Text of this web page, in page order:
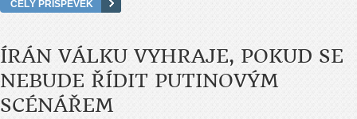
CELÝ PŘÍSPĚVEK
ÍRÁN VÁLKU VYHRAJE, POKUD SE
NEBUDE ŘÍDIT PUTINOVÝM
SCÉNÁŘEM